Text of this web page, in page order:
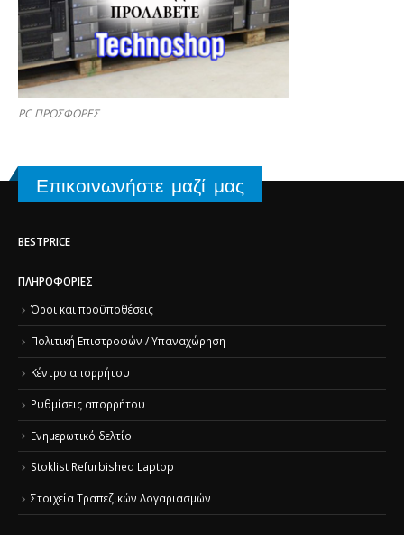
PC ΠΡΟΣΦΟΡΕΣ
Επικοινωνήστε μαζί μας
BESTPRICE
ΠΛΗΡΟΦΟΡΊΕΣ
Όροι και προϋποθέσεις
Πολιτική Επιστροφών / Υπαναχώρηση
Κέντρο απορρήτου
Ρυθμίσεις απορρήτου
Ενημερωτικό δελτίο
Stoklist Refurbished Laptop
Στοιχεία Τραπεζικών Λογαριασμών